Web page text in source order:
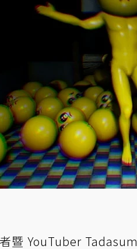
暨 YouTuber